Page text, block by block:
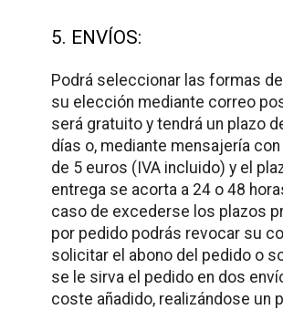
5. ENVÍOS:
Podrá seleccionar las formas
su elección mediante correo
será gratuito y tendrá un plazo
días o, mediante mensajería
de 5 euros (IVA incluido) y el
entrega se acorta a 24 o 48
caso de excederse los plazos
por pedido podrás revocar su
solicitar el abono del pedido o
se le sirva el pedido en dos
coste añadido, realizándose un